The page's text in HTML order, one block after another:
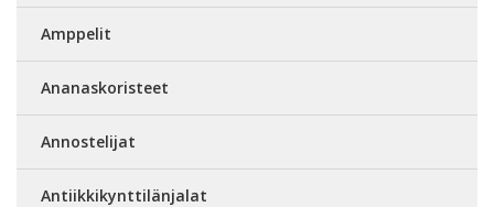
Amppelit
Ananaskoristeet
Annostelijat
Antiikkikynttilänjalat